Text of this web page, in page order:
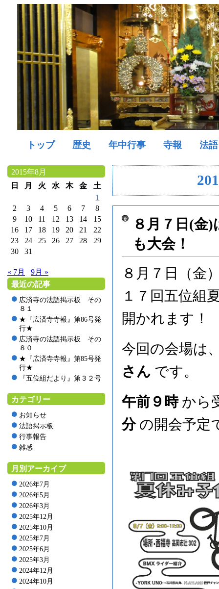
トップ 歴史 年中行事 寺報 法語
2015年8月
日
月 火 水 木 金
土
1
2
3 4 5 6 7
8
9
10 11 12 13 14
15
16
17 18 19 20 21
22
23
24 25 26 27 28
29
30
31
« 7月
9月 »
最近の記事
広済寺の法語掲示板 その
８１
★『広済寺寺報』第86号発
行★
広済寺の法語掲示板 その
８０
★『広済寺寺報』第85号発
行★
『五位組だより』第３２号
カテゴリー
お知らせ
法語掲示板
行事報告
雑感
月別アーカイブ
2026年7月
2026年5月
2026年3月
2025年12月
2025年10月
2025年7月
2025年6月
2025年3月
2024年12月
2024年10月
８月７日(金
も大会！
８月７日（金
１７回五位組
開かれます！
今回の会場は
さん です。
午前９時から
分の開会予定